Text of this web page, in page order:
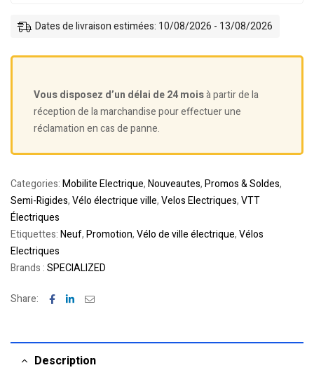
Dates de livraison estimées: 10/08/2026 - 13/08/2026
Vous disposez d’un délai de 24 moisà partir de la
réception de la marchandise pour effectuer une
réclamation en cas de panne.
Categories:Mobilite Electrique,Nouveautes,Promos & Soldes,
Semi-Rigides,Vélo électrique ville,Velos Electriques,VTT
Électriques
Etiquettes:Neuf,Promotion,Vélo de ville électrique,Vélos
Electriques
Brands :SPECIALIZED
Share: Facebook
LinkedinEmail
Description